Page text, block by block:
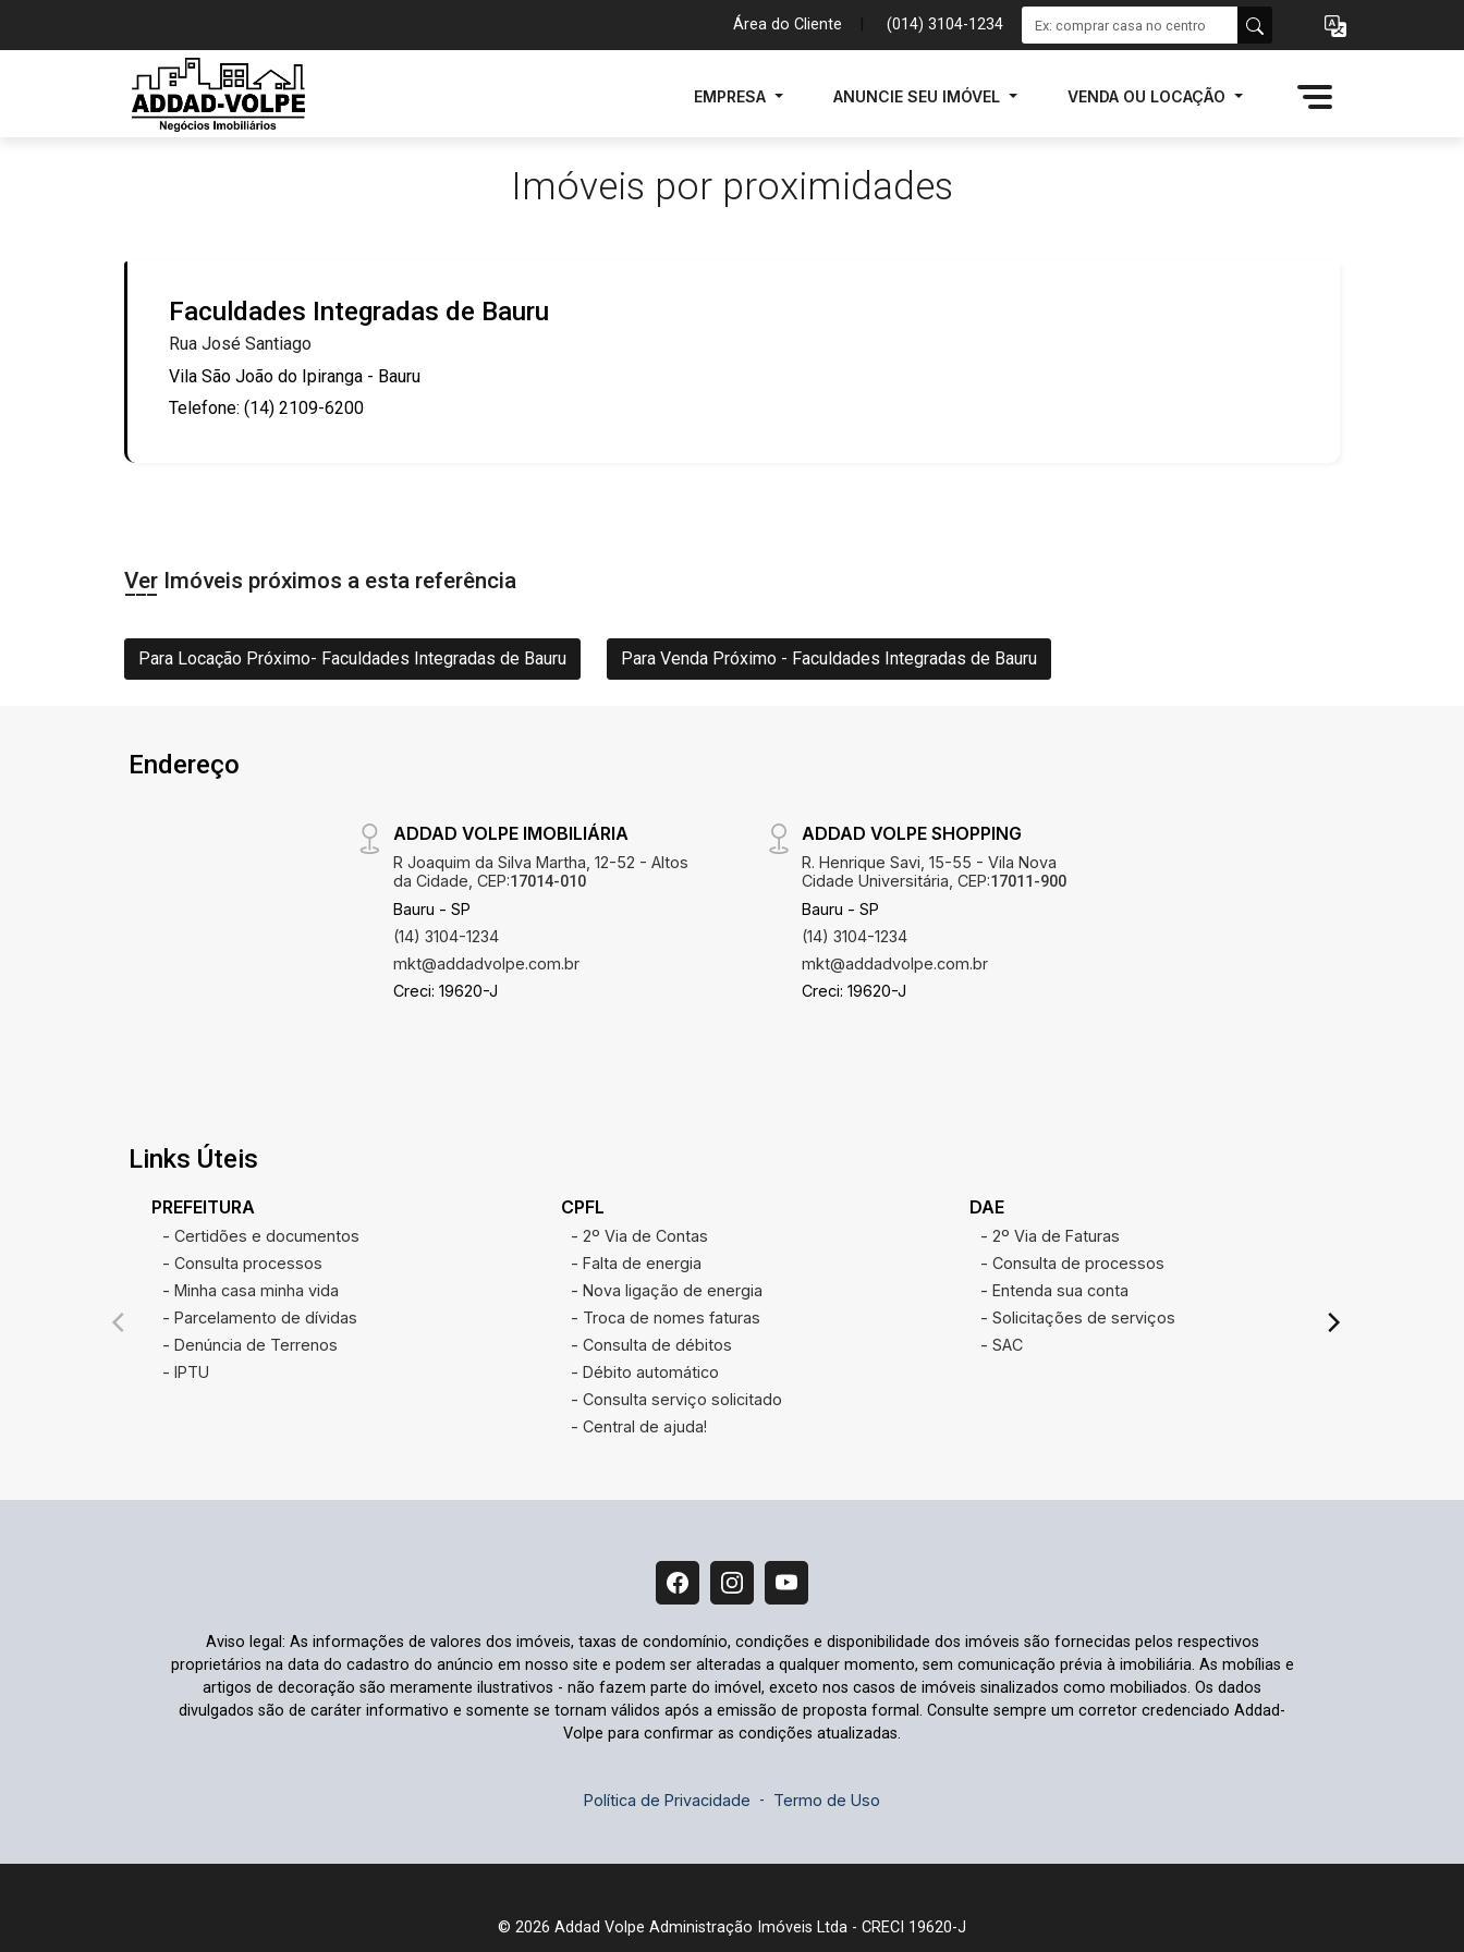
Área do Cliente (014) 3104-1234
EMPRESA ANUNCIE SEU IMÓVEL VENDA OU LOCAÇÃO
Imóveis por proximidades
Faculdades Integradas de Bauru
Rua José Santiago
Vila São João do Ipiranga - Bauru
Telefone: (14) 2109-6200
Ver Imóveis próximos a esta referência
Para Locação Próximo- Faculdades Integradas de Bauru Para Venda Próximo - Faculdades Integradas de Bauru
Endereço
ADDAD VOLPE IMOBILIÁRIA
R Joaquim da Silva Martha, 12-52 - Altos
da Cidade, CEP:17014-010
Bauru - SP
(14) 3104-1234
mkt@addadvolpe.com.br
Creci: 19620-J
ADDAD VOLPE SHOPPING
R. Henrique Savi, 15-55 - Vila Nova
Cidade Universitária, CEP:17011-900
Bauru - SP
(14) 3104-1234
mkt@addadvolpe.com.br
Creci: 19620-J
Links Úteis
PREFEITURA
- Certidões e documentos
- Consulta processos
- Minha casa minha vida
- Parcelamento de dívidas
- Denúncia de Terrenos
- IPTU
CPFL
- 2º Via de Contas
- Falta de energia
- Nova ligação de energia
- Troca de nomes faturas
- Consulta de débitos
- Débito automático
- Consulta serviço solicitado
- Central de ajuda!
DAE
- 2º Via de Faturas
- Consulta de processos
- Entenda sua conta
- Solicitações de serviços
- SAC
Aviso legal: As informações de valores dos imóveis, taxas de condomínio, condições e disponibilidade dos imóveis são fornecidas pelos respectivos
proprietários na data do cadastro do anúncio em nosso site e podem ser alteradas a qualquer momento, sem comunicação prévia à imobiliária. As mobílias e
artigos de decoração são meramente ilustrativos - não fazem parte do imóvel, exceto nos casos de imóveis sinalizados como mobiliados. Os dados
divulgados são de caráter informativo e somente se tornam válidos após a emissão de proposta formal. Consulte sempre um corretor credenciado Addad-
Volpe para confirmar as condições atualizadas.
Política de Privacidade - Termo de Uso
© 2026 Addad Volpe Administração Imóveis Ltda - CRECI 19620-J